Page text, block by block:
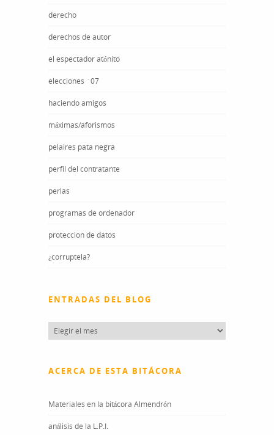
derecho
derechos de autor
el espectador atónito
elecciones ´07
haciendo amigos
máximas/aforismos
pelaires pata negra
perfil del contratante
perlas
programas de ordenador
proteccion de datos
¿corruptela?
ENTRADAS DEL BLOG
Entradas
del
ACERCA DE ESTA BITÁCORA
Materiales en la bitácora Almendrón
análisis de la L.P.I.